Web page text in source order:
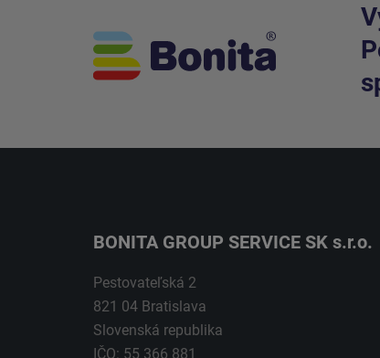
BONITA GROUP SERVICE SK s.r.o.
Pestovateľská 2
821 04 Bratislava
Slovenská republika
IČO: 55 366 881